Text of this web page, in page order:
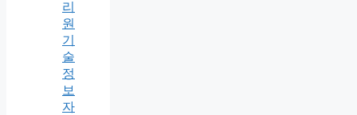
리
원
기
술
정
보
자